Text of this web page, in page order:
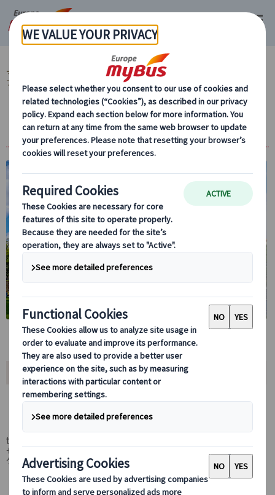
マイバス・ヨーロッパ チェコ (19) プラハ (19)
プルゼニ (3)
ピルスナーのふるさと、プルゼニ１日観光
おすすめポイント
出来立てビールの試飲付き、ピルスナービール
醸造所を訪問！
世界中で愛されるビール、ピルスナー。その語源はこの街の名前、プル
ゼニに由来します。醸造所のツアーに参加し、大人気ピルスナー・ウル
ケルの秘密に迫ります。
共和国広場を歩こう！